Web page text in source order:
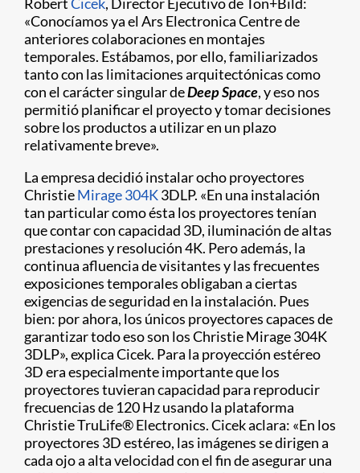
«Conocíamos ya el Ars Electronica Centre de
anteriores colaboraciones en montajes
temporales. Estábamos, por ello, familiarizados
tanto con las limitaciones arquitectónicas como
con el carácter singular deDeep Space, y eso nos
permitió planificar el proyecto y tomar decisiones
sobre los productos a utilizar en un plazo
relativamente breve».
La empresa decidió instalar ocho proyectores
ChristieMirage 304K3DLP. «En una instalación
tan particular como ésta los proyectores tenían
que contar con capacidad 3D, iluminación de altas
prestaciones y resolución 4K. Pero además, la
continua afluencia de visitantes y las frecuentes
exposiciones temporales obligaban a ciertas
exigencias de seguridad en la instalación. Pues
bien: por ahora, los únicos proyectores capaces de
garantizar todo eso son los Christie Mirage 304K
3DLP», explica Cicek. Para la proyección estéreo
3D era especialmente importante que los
proyectores tuvieran capacidad para reproducir
frecuencias de 120 Hz usando la plataforma
Christie TruLife® Electronics. Cicek aclara: «En los
proyectores 3D estéreo, las imágenes se dirigen a
cada ojo a alta velocidad con el fin de asegurar una